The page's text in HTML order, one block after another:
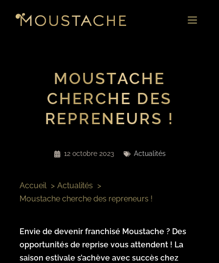
MENU
MOUSTACHE
CHERCHE DES
REPRENEURS !
12 octobre 2023 Actualités
Accueil
Actualités
Moustache cherche des repreneurs !
Envie de devenir franchisé Moustache ? Des
opportunités de reprise vous attendent ! La
saison estivale s’achève avec succès chez